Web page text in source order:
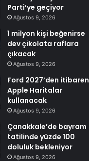
Parti’ye geçiyor
Ağustos 9, 2026
1 milyon kişi beğenirse
dev çikolata raflara
çıkacak
Ağustos 9, 2026
Ford 2027’den itibaren
Apple Haritalar
kullanacak
Ağustos 9, 2026
Çanakkale’de bayram
tatilinde yüzde 100
doluluk bekleniyor
Ağustos 9, 2026